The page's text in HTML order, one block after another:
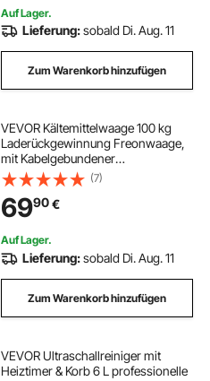
Auf Lager.
Lieferung:sobald Di. Aug. 11
Zum Warenkorb hinzufügen
VEVOR Kältemittelwaage 100 kg
Laderückgewinnung Freonwaage,
mit Kabelgebundener
Fernbedienung, 5 g Hochpräzise
Elektronische Digitale
Rückgewinnungsgewichtswaage
mit Koffer und Trockenbatterie
(7)
6990€
Auf Lager.
Lieferung:sobald Di. Aug. 11
Zum Warenkorb hinzufügen
VEVOR Ultraschallreiniger mit
Heiztimer & Korb 6 L professionelle